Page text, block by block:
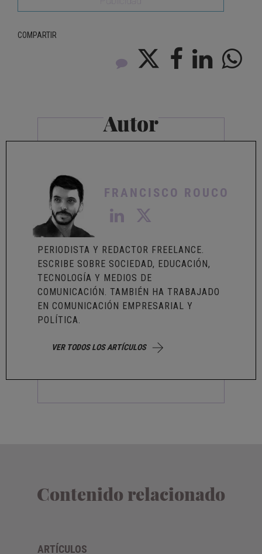
COMPARTIR
Autor
FRANCISCO ROUCO
PERIODISTA Y REDACTOR FREELANCE.
ESCRIBE SOBRE SOCIEDAD, EDUCACIÓN,
TECNOLOGÍA Y MEDIOS DE
COMUNICACIÓN. TAMBIÉN HA TRABAJADO
EN COMUNICACIÓN EMPRESARIAL Y
POLÍTICA.
VER TODOS LOS ARTÍCULOS
Contenido relacionado
ARTÍCULOS